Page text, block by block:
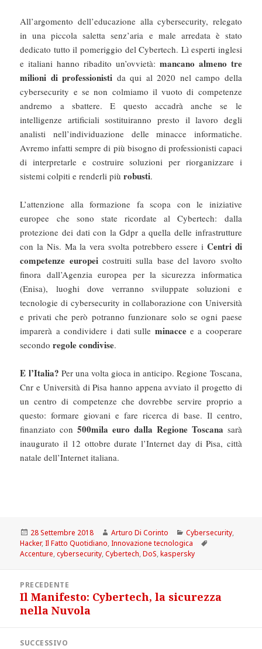
All’argomento dell’educazione alla cybersecurity, relegato
in una piccola saletta senz’aria e male arredata è stato
dedicato tutto il pomeriggio del Cybertech. Lì esperti inglesi
e italiani hanno ribadito un’ovvietà: mancano almeno tre
milioni di professionisti da qui al 2020 nel campo della
cybersecurity e se non colmiamo il vuoto di competenze
andremo a sbattere. E questo accadrà anche se le
intelligenze artificiali sostituiranno presto il lavoro degli
analisti nell’individuazione delle minacce informatiche.
Avremo infatti sempre di più bisogno di professionisti capaci
di interpretarle e costruire soluzioni per riorganizzare i
sistemi colpiti e renderli piùrobusti.
L’attenzione alla formazione fa scopa con le iniziative
europee che sono state ricordate al Cybertech: dalla
protezione dei dati con la Gdpr a quella delle infrastrutture
con la Nis. Ma la vera svolta potrebbero essere i Centri di
competenze europeicostruiti sulla base del lavoro svolto
finora dall’Agenzia europea per la sicurezza informatica
(Enisa), luoghi dove verranno sviluppate soluzioni e
tecnologie di cybersecurity in collaborazione con Università
e privati che però potranno funzionare solo se ogni paese
imparerà a condividere i dati sulle minaccee a cooperare
secondoregole condivise.
E l’Italia? Per una volta gioca in anticipo. Regione Toscana,
Cnr e Università di Pisa hanno appena avviato il progetto di
un centro di competenze che dovrebbe servire proprio a
questo: formare giovani e fare ricerca di base. Il centro,
finanziato con 500mila euro dalla Regione Toscana sarà
inaugurato il 12 ottobre durate l’Internet day di Pisa, città
natale dell’Internet italiana.
Scritto
il
28 Settembre 2018 Autore
Arturo Di Corinto Categorie
Cybersecurity,
Hacker,Il Fatto Quotidiano,Innovazione tecnologica
Accenture,cybersecurity,Cybertech,DoS,kaspersky
articoliPRECEDENTE
Articolo
precedente:
Il Manifesto: Cybertech, la sicurezza
nella Nuvola
SUCCESSIVO